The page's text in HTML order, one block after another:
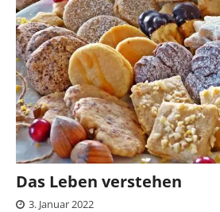
Das Leben verstehen
3. Januar 2022